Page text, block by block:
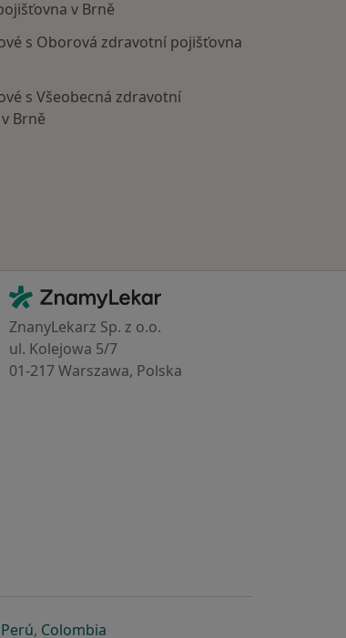
v Brně
s Oborová zdravotní pojišťovna
s Všeobecná zdravotní
Brně
Kontakt
ZnamyLekar - Hlavní stránka
ZnanyLekarz Sp. z o.o.
ul. Kolejowa 5/7
01-217 Warszawa, Polska
záložce
otevře v nové záložce
Perúse otevře v nové záložce
, Colombiase otevře v nové záložce